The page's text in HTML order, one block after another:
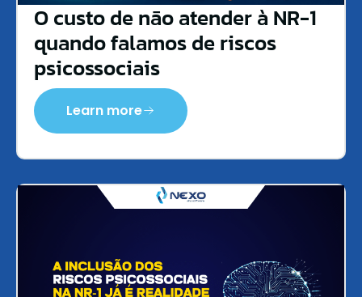
O custo de não atender à NR-1
quando falamos de riscos
psicossociais
Learn more